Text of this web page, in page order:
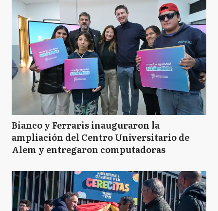
Bianco y Ferraris inauguraron la
ampliación del Centro Universitario de
Alem y entregaron computadoras